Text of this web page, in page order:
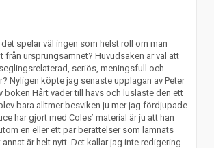
spelar väl ingen som helst roll om man
från ursprungsämnet? Huvudsaken är väl att
seriös, meningsfull och
Nyligen köpte jag senaste upplagan av Peter
boken Hårt väder till havs och lusläste den ett
bara alltmer besviken ju mer jag fördjupade
har gjort med Coles’ material är ju att han
en eller ett par berättelser som lämnats
är helt nytt. Det kallar jag inte redigering.